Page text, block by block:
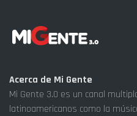
Acerca de Mi Gente
Mi Gente 3.0 es un canal
latinoamericanos como la